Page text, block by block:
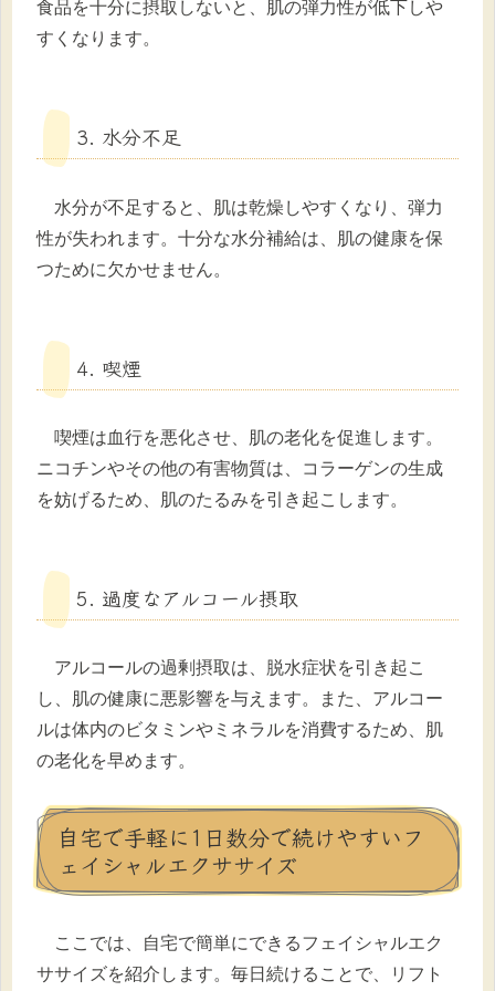
食品を十分に摂取しないと、肌の弾力性が低下しや
すくなります。
3. 水分不足
水分が不足すると、肌は乾燥しやすくなり、弾力
性が失われます。十分な水分補給は、肌の健康を保
つために欠かせません。
4. 喫煙
喫煙は血行を悪化させ、肌の老化を促進します。
ニコチンやその他の有害物質は、コラーゲンの生成
を妨げるため、肌のたるみを引き起こします。
5. 過度なアルコール摂取
アルコールの過剰摂取は、脱水症状を引き起こ
し、肌の健康に悪影響を与えます。また、アルコー
ルは体内のビタミンやミネラルを消費するため、肌
の老化を早めます。
自宅で手軽に1日数分で続けやすいフ
ェイシャルエクササイズ
ここでは、自宅で簡単にできるフェイシャルエク
ササイズを紹介します。毎日続けることで、リフト